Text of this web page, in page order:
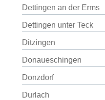
Dettingen an der Erms
Dettingen unter Teck
Ditzingen
Donaueschingen
Donzdorf
Durlach